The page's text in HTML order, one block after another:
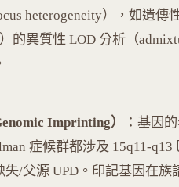
heterogeneity），如遺傳
的異質性 LOD 分析（
Imprinting）
：基因
症候群都涉及 15q11-
失/父源 UPD。印記基因在